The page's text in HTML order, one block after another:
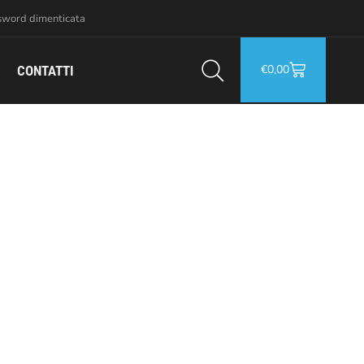
dimenticata
CONTATTI €0,00